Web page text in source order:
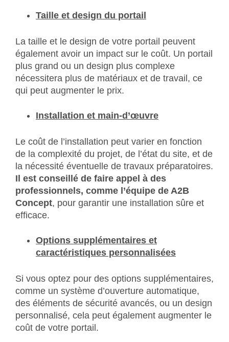
Taille et design du portail
La taille et le design de votre portail peuvent
également avoir un impact sur le coût. Un portail
plus grand ou un design plus complexe
nécessitera plus de matériaux et de travail, ce
qui peut augmenter le prix.
Installation et main-d’œuvre
Le coût de l’installation peut varier en fonction
de la complexité du projet, de l’état du site, et de
la nécessité éventuelle de travaux préparatoires.
Il est conseillé de faire appel à des
professionnels, comme l’équipe de A2B
Concept, pour garantir une installation sûre et
efficace.
Options supplémentaires et
caractéristiques personnalisées
Si vous optez pour des options supplémentaires,
comme un système d’ouverture automatique,
des éléments de sécurité avancés, ou un design
personnalisé, cela peut également augmenter le
coût de votre portail.